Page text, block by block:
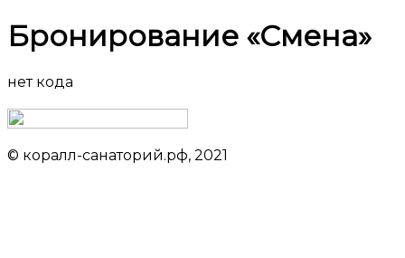
Бронирование «Смена»
нет кода
© коралл-санаторий.рф, 2021